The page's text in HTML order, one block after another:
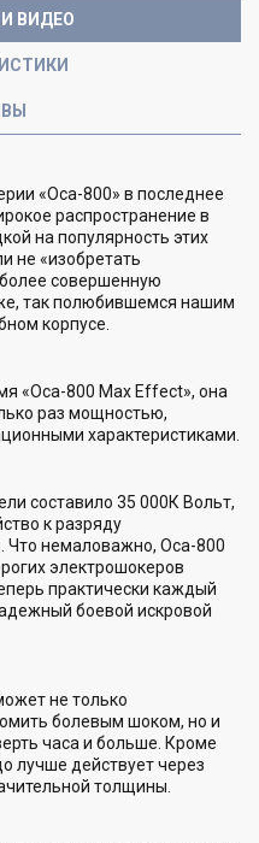
ВИДЕО
«Оса-800» в последнее
распространение в
на популярность этих
не «изобретать
совершенную
так полюбившемся нашим
корпусе.
«Оса-800 Max Effect», она
раз мощностью,
характеристиками.
составило 35 000К Вольт,
к разряду
Что немаловажно, Оса-800
электрошокеров
практически каждый
боевой искровой
не только
болевым шоком, но и
часа и больше. Кроме
лучше действует через
толщины.